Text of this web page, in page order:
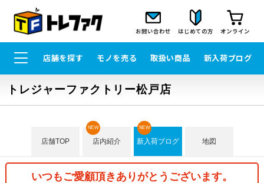
お問い合わせ はじめての方 オンライン
店舗を探す モノを売る 取扱い商品 新入荷ブログ
トレジャーファクトリー松戸店
店舗TOP 店内紹介
NEW
新入荷ブログ
NEW
地図
いつもご愛顧頂きありがとうございます。